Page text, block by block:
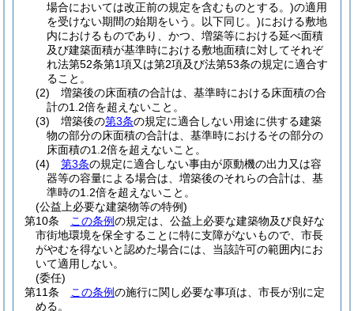
場合においては改正前の規定を含むものとする。)の適用
を受けない期間の始期をいう。以下同じ。)における敷地
内におけるものであり、かつ、増築等における延べ面積
及び建築面積が基準時における敷地面積に対してそれぞ
れ法第52条第1項又は第2項及び法第53条の規定に適合す
ること。
(2)
増築後の床面積の合計は、基準時における床面積の合
計の1.2倍を超えないこと。
(3)
増築後の第3条の規定に適合しない用途に供する建築
物の部分の床面積の合計は、基準時におけるその部分の
床面積の1.2倍を超えないこと。
(4)
第3条の規定に適合しない事由が原動機の出力又は容
器等の容量による場合は、増築後のそれらの合計は、基
準時の1.2倍を超えないこと。
(公益上必要な建築物等の特例)
第10条
この条例の規定は、公益上必要な建築物及び良好な
市街地環境を保全することに特に支障がないもので、市長
がやむを得ないと認めた場合には、当該許可の範囲内にお
いて適用しない。
(委任)
第11条
この条例の施行に関し必要な事項は、市長が別に定
める。